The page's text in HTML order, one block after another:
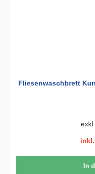
Fliesenwaschbrett
In